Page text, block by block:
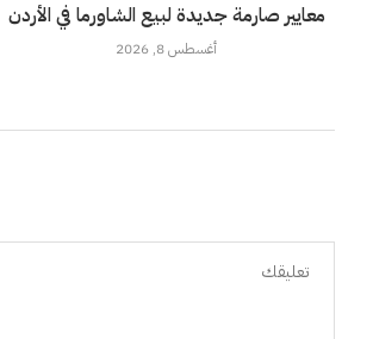
معايير صارمة جديدة لبيع الشاورما في الأردن
أغسطس 8, 2026